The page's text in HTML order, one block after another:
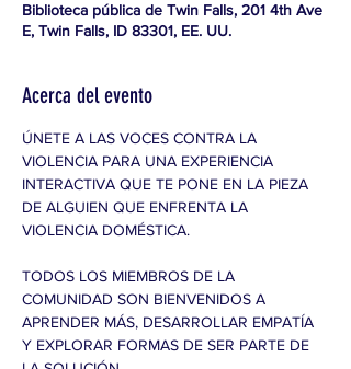
Biblioteca pública de Twin Falls, 201 4th Ave
E, Twin Falls, ID 83301, EE. UU.
Acerca del evento
ÚNETE A LAS VOCES CONTRA LA
VIOLENCIA PARA UNA EXPERIENCIA
INTERACTIVA QUE TE PONE EN LA PIEZA
DE ALGUIEN QUE ENFRENTA LA
VIOLENCIA DOMÉSTICA.
TODOS LOS MIEMBROS DE LA
COMUNIDAD SON BIENVENIDOS A
APRENDER MÁS, DESARROLLAR EMPATÍA
Y EXPLORAR FORMAS DE SER PARTE DE